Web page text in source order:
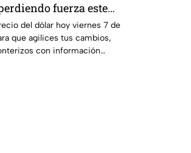
fuerza este
del dólar hoy viernes 7 de
que agilices tus cambios,
con información